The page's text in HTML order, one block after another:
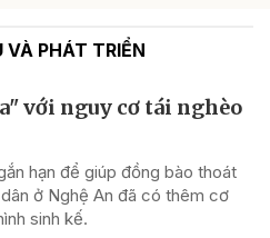
PHÁT TRIỂN
với nguy cơ tái nghèo
hạn để giúp đồng bào thoát
ở Nghệ An đã có thêm cơ
sinh kế.